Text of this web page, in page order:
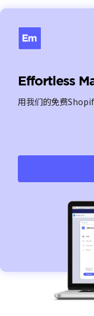
Effortless
用我们的免费